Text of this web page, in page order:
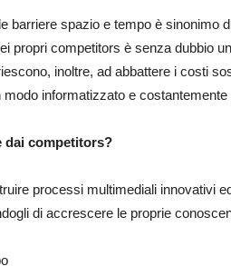
barriere spazio e tempo è sinonimo
propri competitors è senza dubbio
inoltre, ad abbattere i costi
informatizzato e costantemente
dai competitors?
processi multimediali innovativi
di accrescere le proprie